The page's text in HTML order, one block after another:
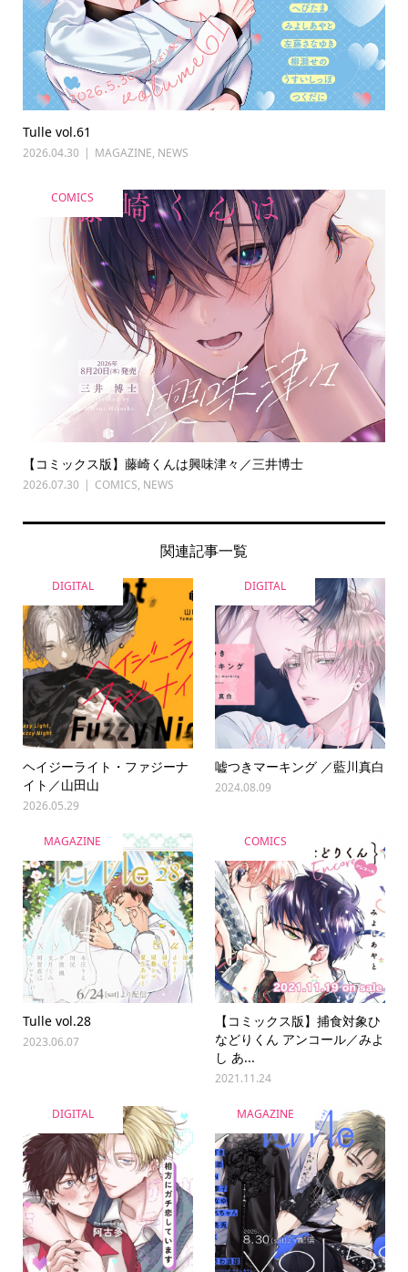
Tulle vol.61
2026.04.30 MAGAZINE, NEWS
COMICS
【コミックス版】藤崎くんは興味津々／三井博士
2026.07.30 COMICS, NEWS
関連記事一覧
DIGITAL
ヘイジーライト・ファジーナ
イト／山田山
2026.05.29
DIGITAL
嘘つきマーキング ／藍川真白
2024.08.09
MAGAZINE
Tulle vol.28
2023.06.07
COMICS
【コミックス版】捕食対象ひ
などりくん アンコール／みよ
し あ...
2021.11.24
DIGITAL MAGAZINE